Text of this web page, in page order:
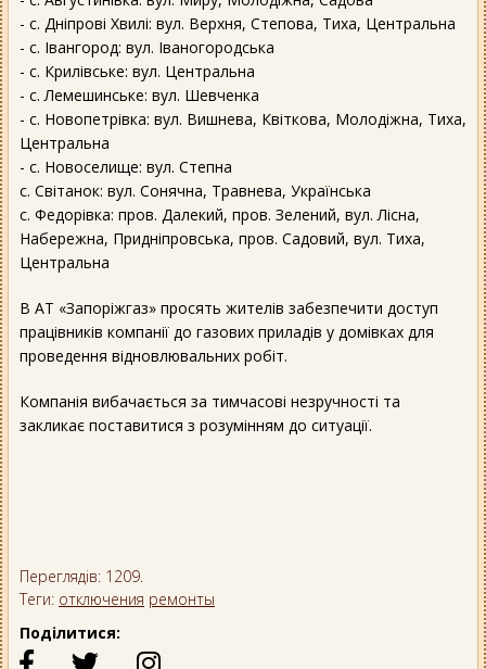
- с. Дніпрові Хвилі: вул. Верхня, Степова, Тиха, Центральна
- с. Івангород: вул. Іваногородська
- с. Крилівське: вул. Центральна
- с. Лемешинське: вул. Шевченка
- с. Новопетрівка: вул. Вишнева, Квіткова, Молодіжна, Тиха,
Центральна
- с. Новоселище: вул. Степна
с. Світанок: вул. Сонячна, Травнева, Українська
с. Федорівка: пров. Далекий, пров. Зелений, вул. Лісна,
Набережна, Придніпровська, пров. Садовий, вул. Тиха,
Центральна
В АТ «Запоріжгаз» просять жителів забезпечити доступ
працівників компанії до газових приладів у домівках для
проведення відновлювальних робіт.
Компанія вибачається за тимчасові незручності та
закликає поставитися з розумінням до ситуації.
Переглядів: 1209.
Теги: отключения ремонты
Поділитися: